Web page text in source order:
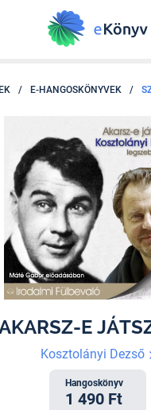
/ E-HANGOSKÖNYVEK /
E
Kosztolányi Dezső
Hangoskönyv
1 490 Ft